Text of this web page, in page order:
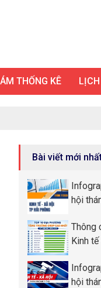
THỐNG KÊ
Bài viết mới
hội
Thông
Kinh
Phòng
hội